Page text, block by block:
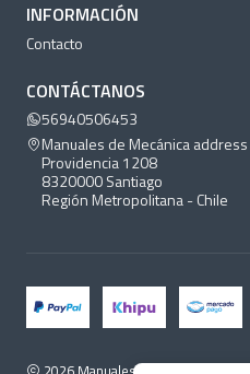
INFORMACIÓN
Contacto
CONTÁCTANOS
56940506453
Manuales de Mecánica address
Providencia 1208
8320000 Santiago
Región Metropolitana - Chile